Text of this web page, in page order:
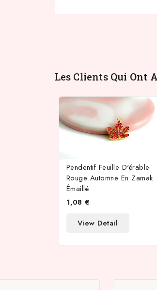
Les Clients Qui Ont
Pendentif Feuille D'érable
Rouge Automne En Zamak
Émaillé
1,08 €
View Detail